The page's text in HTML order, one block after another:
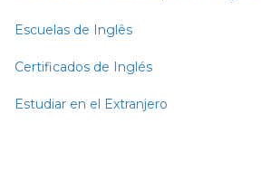
Escuelas de Inglês
Certificados de Inglés
Estudiar en el Extranjero